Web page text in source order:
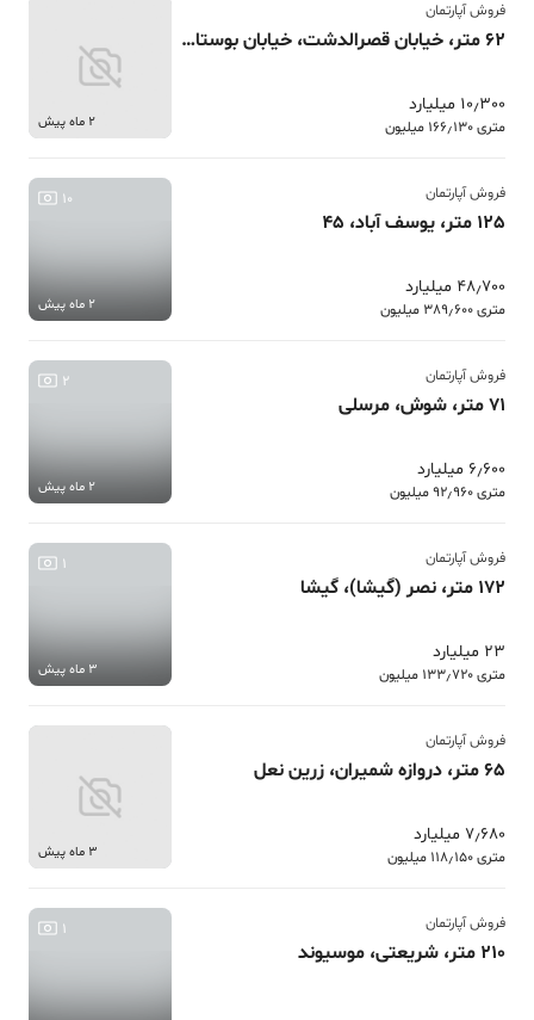
فروش آپارتمان
62 متر، خیابان قصرالدشت، خیابان بوستان سعدی
10٫300 میلیارد
متری 166٫130 میلیون 2 ماه پیش
فروش آپارتمان
125 متر، یوسف آباد، 45
48٫700 میلیارد
متری 389٫600 میلیون
10
2 ماه پیش
فروش آپارتمان
71 متر، شوش، مرسلی
6٫600 میلیارد
متری 92٫960 میلیون
2
2 ماه پیش
فروش آپارتمان
172 متر، نصر (گیشا)، گیشا
23 میلیارد
متری 133٫720 میلیون
1
3 ماه پیش
فروش آپارتمان
65 متر، دروازه شمیران، زرین نعل
7٫680 میلیارد
متری 118٫150 میلیون 3 ماه پیش
فروش آپارتمان
210 متر، شریعتی، موسیوند
1